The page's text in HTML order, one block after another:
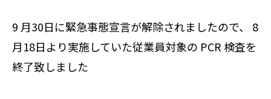
9 月30日に緊急事態宣言が解除されましたので、 8
月18日より実施していた従業員対象の PCR 検査を
終了致しました